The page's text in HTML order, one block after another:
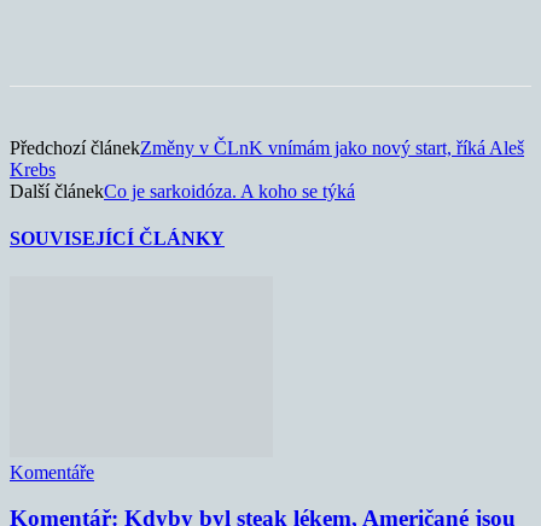
Předchozí článekZměny v ČLnK vnímám jako nový start, říká Aleš
Krebs
Další článekCo je sarkoidóza. A koho se týká
SOUVISEJÍCÍ ČLÁNKY
Komentáře
Komentář: Kdyby byl steak lékem, Američané jsou